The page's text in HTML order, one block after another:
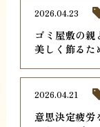
ゴミ屋敷の親
美しく飾るた
2026.04.23
意思決定疲労
2026.04.21